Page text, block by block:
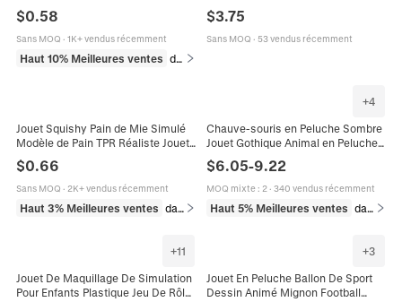
Rangement Écouteurs Pour Filles
$0.58
Sans MOQ · 1K+ vendus récemment
Haut 10% Meilleures ventes dans Portefeuilles et porte-cartes
Dinosaure Cadeau Enfant Décor
$3.75
Sans MOQ · 53 vendus récemment
Jouet Squishy Pain de Mie Simulé
Modèle de Pain TPR Réaliste Jouet
Antistress Pour Enfants et Adultes
Cadeau Amusant
$0.66
Sans MOQ · 2K+ vendus récemment
Haut 3% Meilleures ventes dans Jouets et jeux
+4
Chauve-souris en Peluche Sombre
Jouet Gothique Animal en Peluche
Décoration Halloween Douce Avec
Ailes en Similicuir Cadeau Enfant
$6.05-9.22
MOQ mixte: 2· 340 vendus récemment
Haut 5% Meilleures ventes dans Jouets et jeux
+11
Jouet De Maquillage De Simulation
Pour Enfants Plastique Jeu De Rôle
+3
Jouet En Peluche Ballon De Sport
Dessin Animé Mignon Football